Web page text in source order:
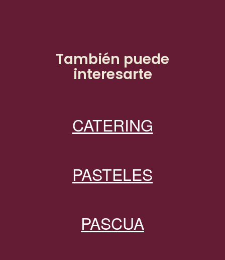
También puede
interesarte
CATERING
PASTELES
PASCUA